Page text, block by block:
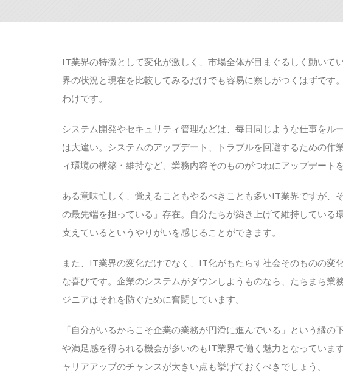
IT業界の特徴として変化が激しく、市場全体が目まぐるしく動い
界の状況と現在を比較してみるだけでも容易に察しがつくはずです
わけです。
システム開発やセキュリティ管理などは、毎日同じような仕事を
は大違い。システムのアップデート、トラブルを回避するための作
ィ環境の構築・維持など、業務内容そのものがつねにアップデート
ある意味忙しく、覚えることもやるべきことも多いIT業界ですが、
の最先端を担っている」存在。自分たちが築き上げて維持している
支えているというやりがいを感じることができます。
また、IT業界の変化だけでなく、IT化がもたらす社会そのものの変
な喜びです。企業のシステムがダウンしようものなら、たちまち業
ジニアはそれを防ぐために奮闘しています。
「自分がいるからこそ企業の業務が円滑に進んでいる」という縁
や満足感を得られる機会が多いのもIT業界で働く魅力となっていま
ャリアアップのチャンスが大きい点も挙げておくべきでしょう。